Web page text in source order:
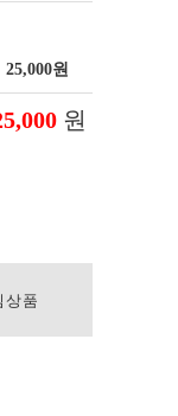
25,000원
원
상품